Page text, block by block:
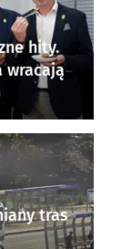
hity.
wracają
tras